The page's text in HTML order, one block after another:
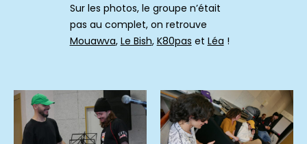
Sur les photos, le groupe n’était
pas au complet, on retrouve
Mouawva, Le Bish, K80pas et Léa !